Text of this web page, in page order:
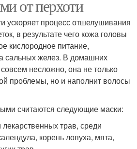
от перхоти
ускоряет процесс отшелушивания
в результате чего кожа головы
кислородное питание,
сальных желез. В домашних
несложно, она не только
проблемы, но и наполнит волосы
считаются следующие маски:
трав, среди
корень лопуха, мята,